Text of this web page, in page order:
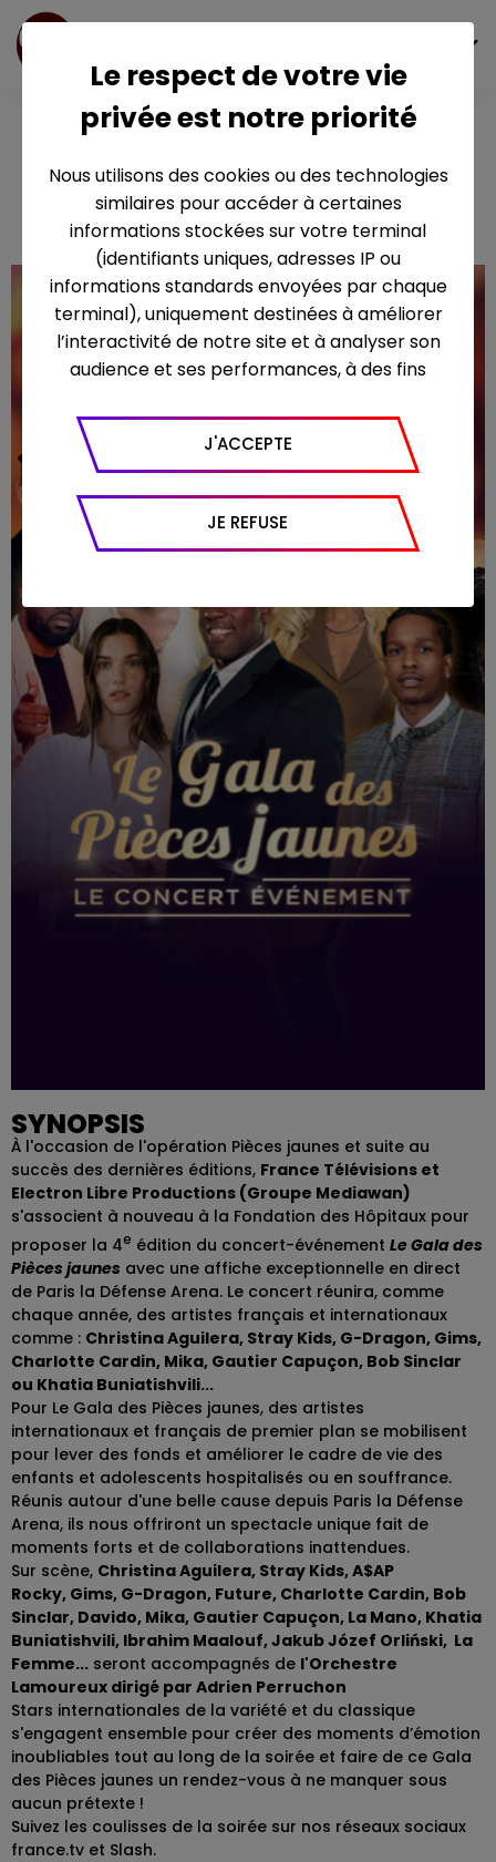
Le Gala des
Pièces Jaunes
2026
SYNOPSIS
À l'occasion de l'opération Pièces jaunes et suite au
succès des dernières éditions, France Télévisions et
Electron Libre Productions (Groupe Mediawan)
s'associent à nouveau à la Fondation des Hôpitaux pour
proposer la 4e édition du concert-événement Le Gala des
Pièces jaunes avec une affiche exceptionnelle en direct
de Paris la Défense Arena. Le concert réunira, comme
chaque année, des artistes français et internationaux
comme : Christina Aguilera, Stray Kids, G-Dragon, Gims,
Charlotte Cardin, Mika, Gautier Capuçon, Bob Sinclar
ou Khatia Buniatishvili...
Pour Le Gala des Pièces jaunes, des artistes
internationaux et français de premier plan se mobilisent
pour lever des fonds et améliorer le cadre de vie des
enfants et adolescents hospitalisés ou en souffrance.
Réunis autour d'une belle cause depuis Paris la Défense
Arena, ils nous offriront un spectacle unique fait de
moments forts et de collaborations inattendues.
Sur scène, Christina Aguilera, Stray Kids, A$AP
Rocky, Gims, G-Dragon, Future, Charlotte Cardin, Bob
Sinclar, Davido, Mika, Gautier Capuçon, La Mano, Khatia
Buniatishvili, Ibrahim Maalouf, Jakub Józef Orliński, La
Femme... seront accompagnés de l'Orchestre
Lamoureux dirigé par Adrien Perruchon
Stars internationales de la variété et du classique
s'engagent ensemble pour créer des moments d’émotion
inoubliables tout au long de la soirée et faire de ce Gala
des Pièces jaunes un rendez-vous à ne manquer sous
aucun prétexte !
Suivez les coulisses de la soirée sur nos réseaux sociaux
france.tv et Slash.
Le respect de votre vie
privée est notre priorité
Nous utilisons des cookies ou des technologies
similaires pour accéder à certaines
informations stockées sur votre terminal
(identifiants uniques, adresses IP ou
informations standards envoyées par chaque
terminal), uniquement destinées à améliorer
l’interactivité de notre site et à analyser son
audience et ses performances, à des fins
Google Analytics pour générer des rapports
sur le trafic (nombre de visites, temps passé
sur le site, nombre de pages vues en moyenne,
appareil et navigateur utilisé, emplacement
géographique), l’origine du trafic et la
J'ACCEPTE
JE REFUSE